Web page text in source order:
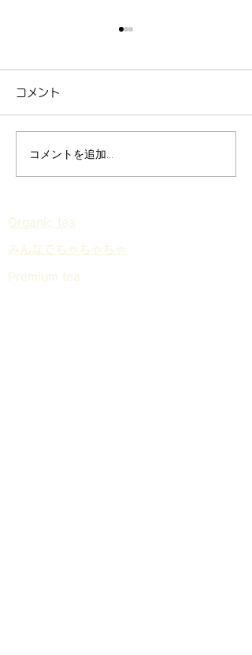
静岡北特別支援学校様
コメント
コメントを追加…
Organic tea
​みんなでちゃちゃちゃ
Premium tea